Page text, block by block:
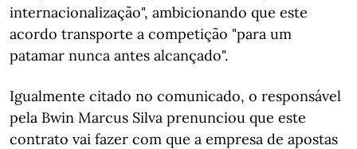
internacionalização", ambicionando que este
acordo transporte a competição "para um
patamar nunca antes alcançado".
Igualmente citado no comunicado, o responsável
pela Bwin Marcus Silva prenunciou que este
contrato vai fazer com que a empresa de apostas